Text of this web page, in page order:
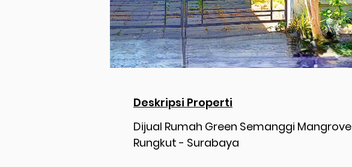
Deskripsi Properti
Dijual Rumah Green Semanggi Mangrove
Rungkut - Surabaya